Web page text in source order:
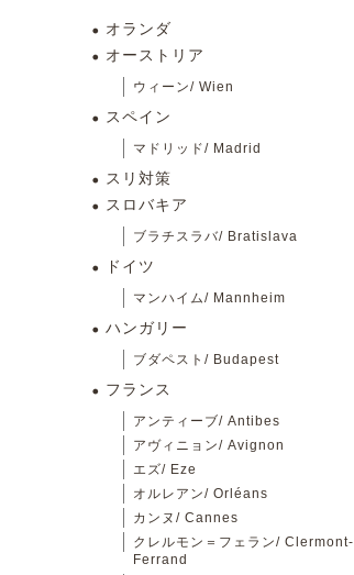
オランダ
オーストリア
ウィーン/ Wien
スペイン
マドリッド/ Madrid
スリ対策
スロバキア
ブラチスラバ/ Bratislava
ドイツ
マンハイム/ Mannheim
ハンガリー
ブダペスト/ Budapest
フランス
アンティーブ/ Antibes
アヴィニョン/ Avignon
エズ/ Eze
オルレアン/ Orléans
カンヌ/ Cannes
クレルモン＝フェラン/ Clermont-
Ferrand